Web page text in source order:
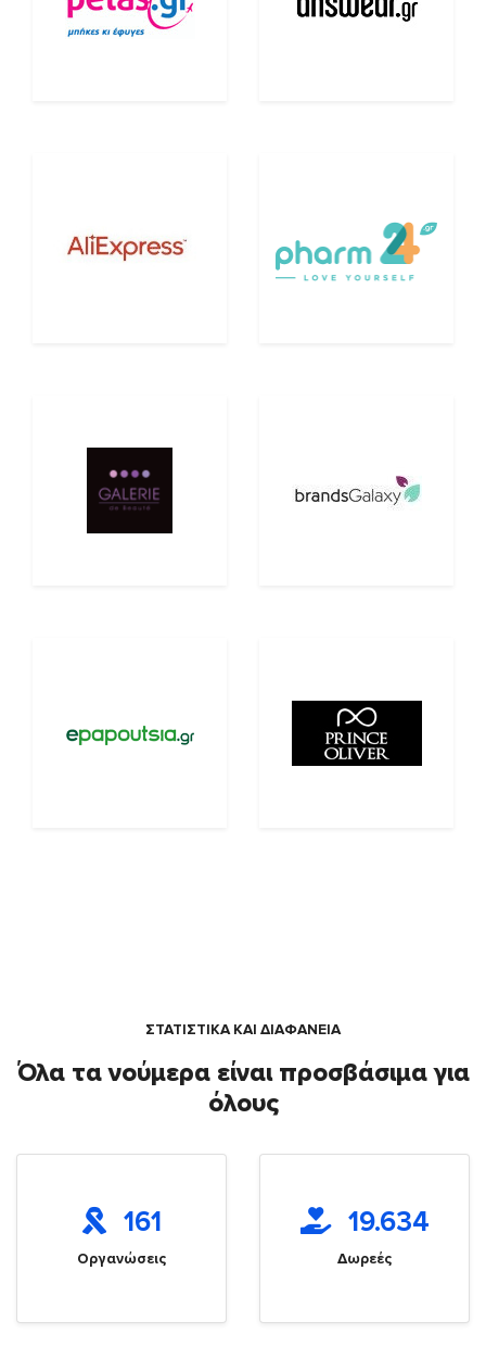
ΣΤΑΤΙΣΤΙΚΑ ΚΑΙ ΔΙΑΦΑΝΕΙΑ
Όλα τα νούμερα είναι προσβάσιμα για
όλους
161
Οργανώσεις
19.634
Δωρεές